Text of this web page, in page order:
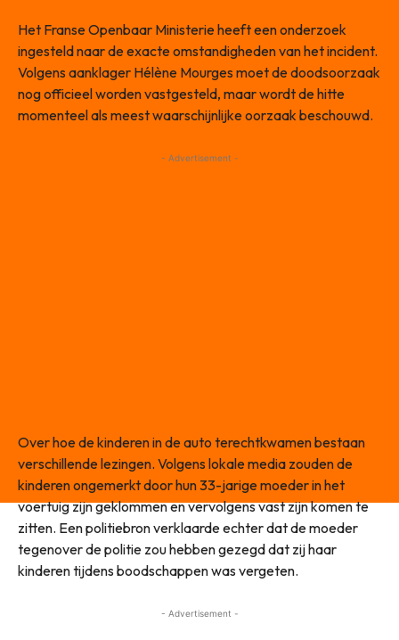
Het Franse Openbaar Ministerie heeft een onderzoek
ingesteld naar de exacte omstandigheden van het incident.
Volgens aanklager Hélène Mourges moet de doodsoorzaak
nog officieel worden vastgesteld, maar wordt de hitte
momenteel als meest waarschijnlijke oorzaak beschouwd.
- Advertisement -
Over hoe de kinderen in de auto terechtkwamen bestaan
verschillende lezingen. Volgens lokale media zouden de
kinderen ongemerkt door hun 33-jarige moeder in het
voertuig zijn geklommen en vervolgens vast zijn komen te
zitten. Een politiebron verklaarde echter dat de moeder
tegenover de politie zou hebben gezegd dat zij haar
kinderen tijdens boodschappen was vergeten.
- Advertisement -